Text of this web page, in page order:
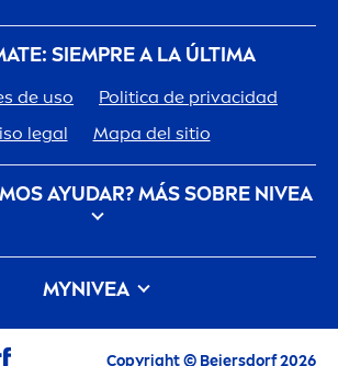
SIEMPRE A LA ÚLTIMA
de uso
Politica de privacidad
legal
Mapa del sitio
AYUDAR? MÁS SOBRE NIVEA
Historia de tu marca de confianza
Trabajar en Beiersdorf
NIVEAel planeta Contacto
MYNIVEA
consejos para cuidarte,
Copyright © Beiersdorf 2026